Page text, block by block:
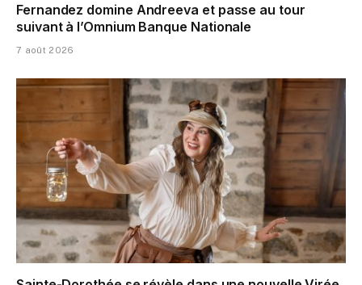
Fernandez domine Andreeva et passe au tour
suivant à l’Omnium Banque Nationale
7 août 2026